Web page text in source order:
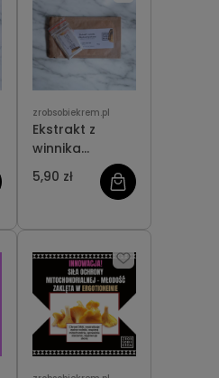
zrobsobiekrem.pl
Ekstrakt z
winnika
(dihydromirycetyna)
5,90 zł